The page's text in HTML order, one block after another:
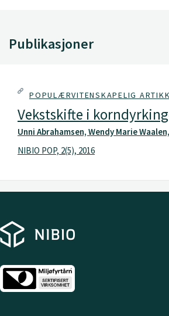
Publikasjoner
POPULÆRVITENSKAPELIG
Vekstskifte i
Unni Abrahamsen, Wendy Marie
NIBIO POP, 2(5), 2016